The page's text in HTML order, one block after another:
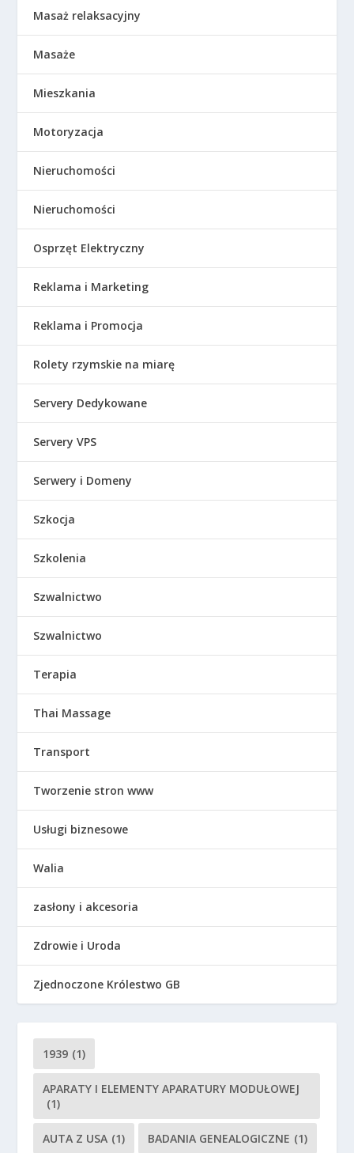
Masaż relaksacyjny
Masaże
Mieszkania
Motoryzacja
Nieruchomości
Nieruchomości
Osprzęt Elektryczny
Reklama i Marketing
Reklama i Promocja
Rolety rzymskie na miarę
Servery Dedykowane
Servery VPS
Serwery i Domeny
Szkocja
Szkolenia
Szwalnictwo
Szwalnictwo
Terapia
Thai Massage
Transport
Tworzenie stron www
Usługi biznesowe
Walia
zasłony i akcesoria
Zdrowie i Uroda
Zjednoczone Królestwo GB
1939 (1)
APARATY I ELEMENTY APARATURY MODUŁOWEJ
(1)
AUTA Z USA (1) BADANIA GENEALOGICZNE (1)